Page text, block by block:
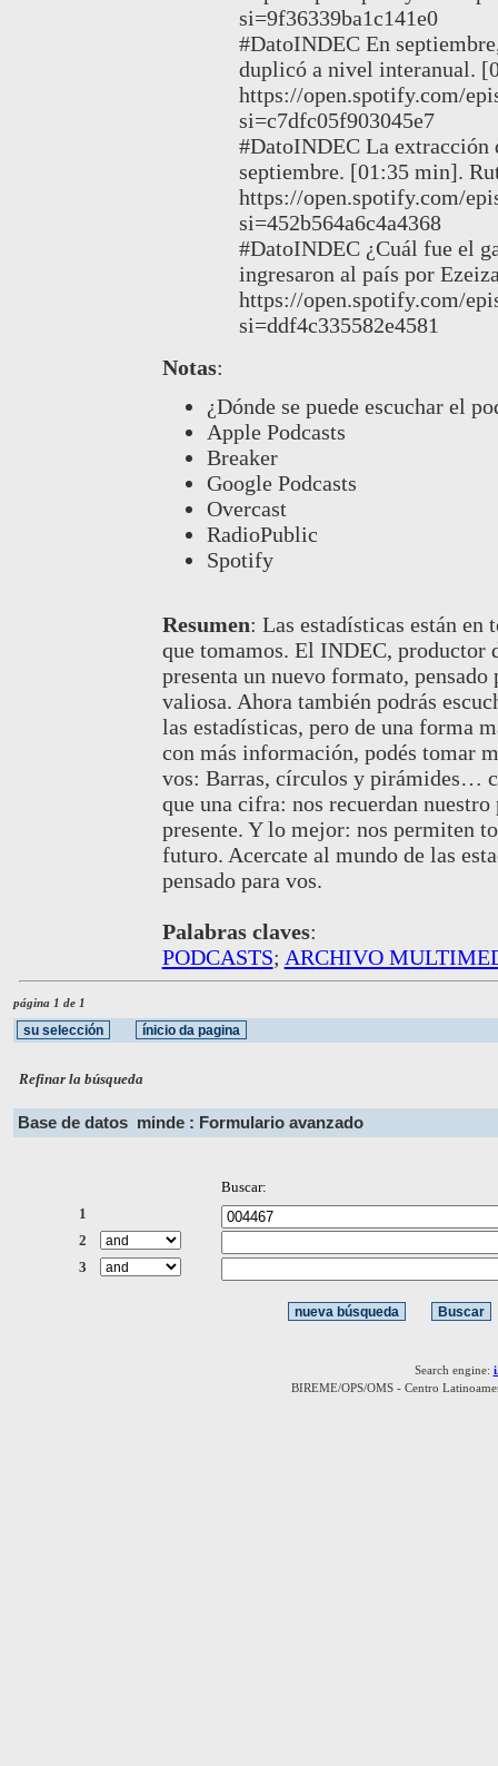
si=9f36339ba1c141e0
#DatoINDEC En
duplicó a nivel interanual.
https://open.spotify.com/
si=c7dfc05f903045e7
#DatoINDEC La extracción
septiembre. [01:35 min].
https://open.spotify.com/
si=452b564a6c4a4368
#DatoINDEC ¿Cuál fue el
ingresaron al país por
https://open.spotify.com/
si=ddf4c335582e4581
Notas:
¿Dónde se puede escuchar el
Apple Podcasts
Breaker
Google Podcasts
Overcast
RadioPublic
Spotify
Resumen: Las estadísticas están en
que tomamos. El INDEC, productor
presenta un nuevo formato,
valiosa. Ahora también podrás
las estadísticas, pero de una forma
con más información, podés tomar
vos: Barras, círculos y pirámides…
que una cifra: nos recuerdan
presente. Y lo mejor: nos permiten
futuro. Acercate al mundo de las
pensado para vos.
Palabras claves:
PODCASTS; ARCHIVO
página 1 de 1
Refinar la búsqueda
Base de datos minde : Formulario avanzado
Buscar:
1
2
3
Search engine:
BIREME/OPS/OMS - Centro